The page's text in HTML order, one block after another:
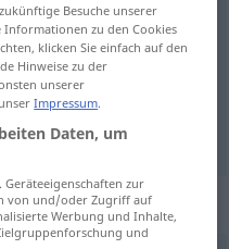
MINER
Besuche unserer
Informationen zu den Cookies
klicken Sie einfach auf den
Hinweise zu der
unserer
Impressum.
Daten, um
zur
von und/oder Zugriff auf
Werbung und Inhalte,
und